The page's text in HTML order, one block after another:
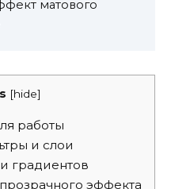
матового
[hide]
работы
и слои
градиентов
эффекта